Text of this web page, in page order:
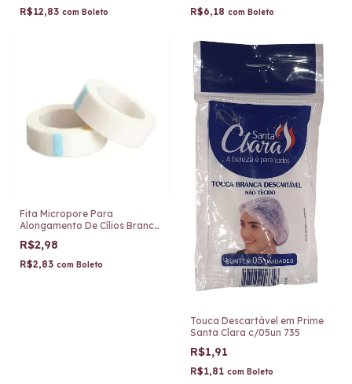
R$12,83 com Boleto R$6,18 com Boleto
Fita Micropore Para
Alongamento De Cílios Branco
9 Metros BZH127
R$2,98
R$2,83 com Boleto
Touca Descartável em Prime
Santa Clara c/05un 735
R$1,91
R$1,81 com Boleto